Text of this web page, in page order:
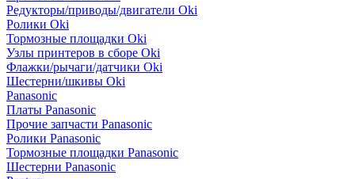
Редукторы/приводы/двигатели Oki
Ролики Oki
Тормозные площадки Oki
Узлы принтеров в сборе Oki
Флажки/рычаги/датчики Oki
Шестерни/шкивы Oki
Panasonic
Платы Panasonic
Прочие запчасти Panasonic
Ролики Panasonic
Тормозные площадки Panasonic
Шестерни Panasonic